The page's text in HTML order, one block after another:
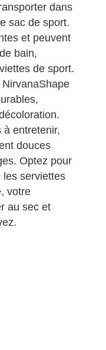
dans
sac de sport.
et peuvent
bain,
de sport.
à entretenir,
douces
Optez pour
les serviettes
votre
au sec et